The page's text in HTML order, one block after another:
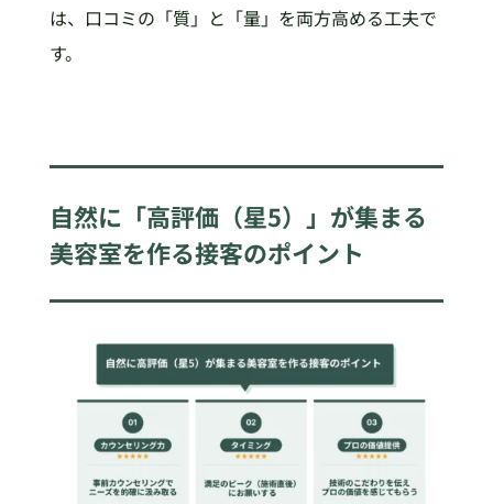
は、口コミの「質」と「量」を両方高める工夫で
す。
自然に「高評価（星5）」が集まる
美容室を作る接客のポイント